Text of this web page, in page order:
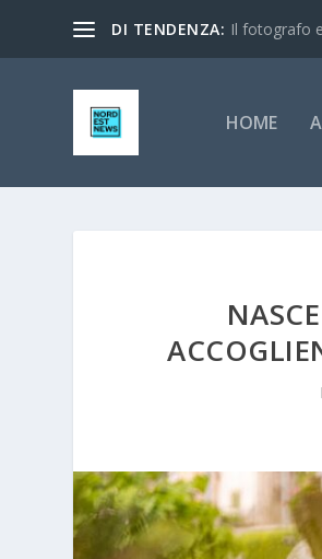
DI TENDENZA: Il fotografo
HOME